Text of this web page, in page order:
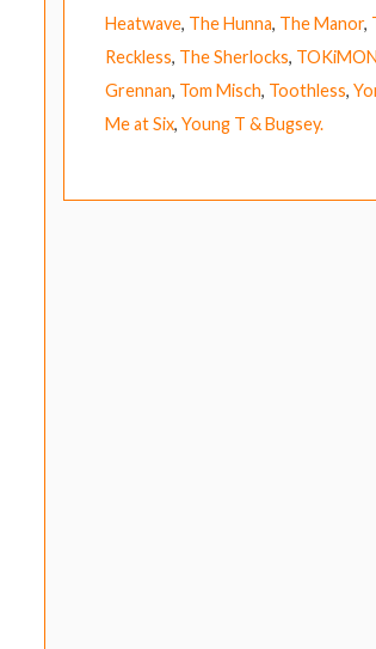
Heatwave, The Hunna, The Manor,
Reckless, The Sherlocks,
Grennan, Tom Misch, Toothless,
Me at Six, Young T & Bugsey.